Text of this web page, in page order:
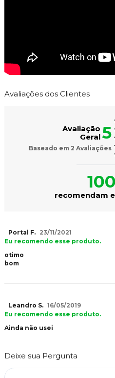
Avaliações dos Clientes
Avaliação
Geral5
Baseado em 2 Avaliações
recomendam
Portal F.
23/11/2021
Eu recomendo esse produto.
otimo
bom
Leandro S. 16/05/2019
Eu recomendo esse produto.
Ainda não usei
Deixe sua Pergunta